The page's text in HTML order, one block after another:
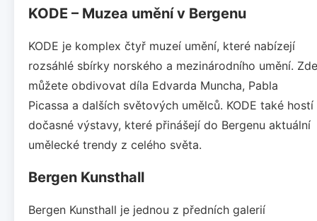
KODE – Muzea umění v Bergenu
KODE je komplex čtyř muzeí umění, které nabízejí
rozsáhlé sbírky norského a mezinárodního umění. Zde
můžete obdivovat díla Edvarda Muncha, Pabla
Picassa a dalších světových umělců. KODE také hostí
dočasné výstavy, které přinášejí do Bergenu aktuální
umělecké trendy z celého světa.
Bergen Kunsthall
Bergen Kunsthall je jednou z předních galerií